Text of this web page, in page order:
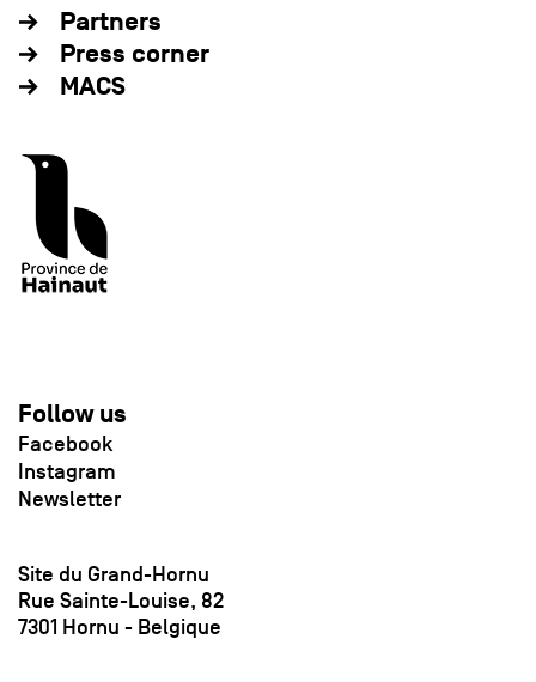
Partners
Press corner
MACS
Follow us
Facebook
Instagram
Newsletter
Site du Grand-Hornu
Rue Sainte-Louise, 82
7301 Hornu - Belgique